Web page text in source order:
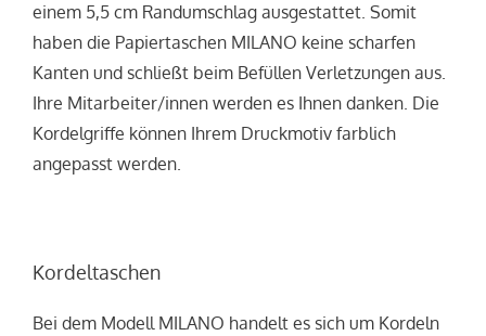
einem 5,5 cm Randumschlag ausgestattet. Somit
haben die Papiertaschen MILANO keine scharfen
Kanten und schließt beim Befüllen Verletzungen aus.
Ihre Mitarbeiter/innen werden es Ihnen danken. Die
Kordelgriffe können Ihrem Druckmotiv farblich
angepasst werden.
Kordeltaschen
Bei dem Modell MILANO handelt es sich um Kordeln